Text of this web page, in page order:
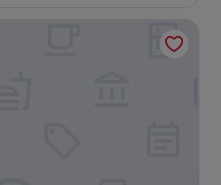
de
102 €
Monterrey Apodaca Zona